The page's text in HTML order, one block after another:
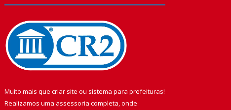
Muito mais que criar site ou sistema para prefeituras!
Realizamos uma assessoria completa, onde